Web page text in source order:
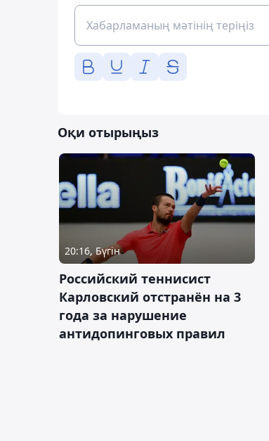
Оқи отырыңыз
20:16, Бүгін
Российский теннисист
Карловский отстранён на 3
года за нарушение
антидопинговых правил